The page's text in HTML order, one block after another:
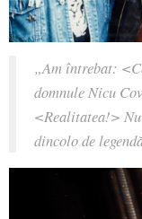
„Am întrebat:
domnule Nicu
<Realitatea!>
dincolo de